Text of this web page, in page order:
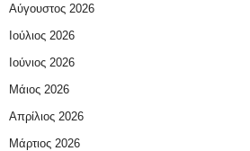
Αύγουστος 2026
Ιούλιος 2026
Ιούνιος 2026
Μάιος 2026
Απρίλιος 2026
Μάρτιος 2026